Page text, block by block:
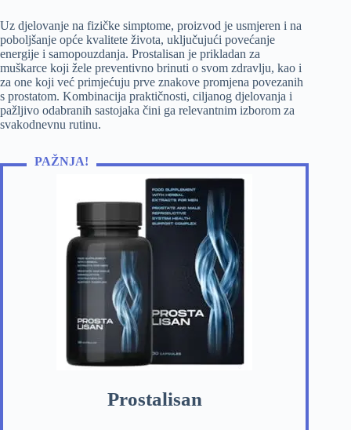
Uz djelovanje na fizičke simptome, proizvod je usmjeren i na
poboljšanje opće kvalitete života, uključujući povećanje
energije i samopouzdanja. Prostalisan je prikladan za
muškarce koji žele preventivno brinuti o svom zdravlju, kao i
za one koji već primjećuju prve znakove promjena povezanih
s prostatom. Kombinacija praktičnosti, ciljanog djelovanja i
pažljivo odabranih sastojaka čini ga relevantnim izborom za
svakodnevnu rutinu.
PAŽNJA!
Prostalisan